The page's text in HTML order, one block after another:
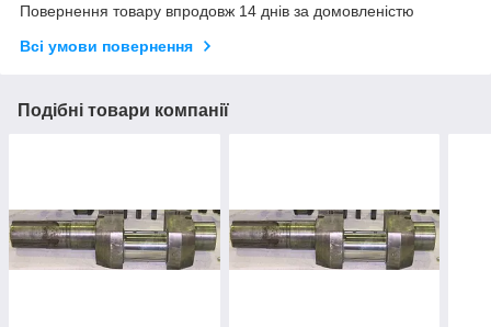
Повернення товару впродовж 14 днів за домовленістю
Всі умови повернення
Подібні товари компанії